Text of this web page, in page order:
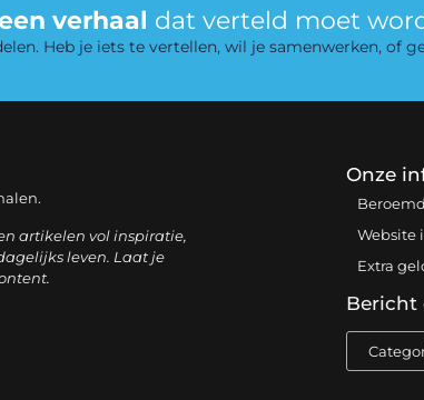
verhaal dat verteld moet
Heb je iets te vertellen, wil je samenwerken, of
artikelen vol inspiratie,
leven. Laat je
Onze
Website
Extra
Bericht